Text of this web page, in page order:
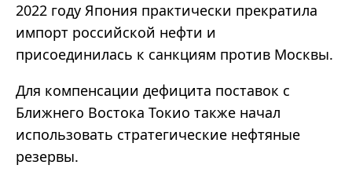
2022 году Япония практически прекратила
импорт российской нефти и
присоединилась к санкциям против Москвы.
Для компенсации дефицита поставок с
Ближнего Востока Токио также начал
использовать стратегические нефтяные
резервы.